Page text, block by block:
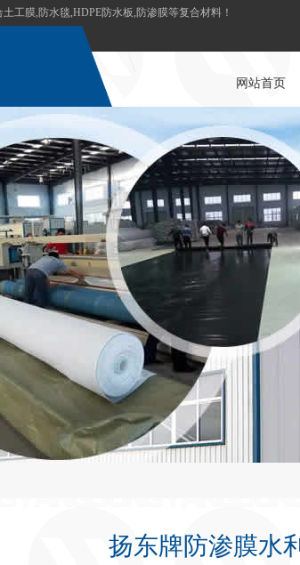
工膜,防水毯,HDPE防水板,防渗膜等复合材料！
网站首页
扬东牌防渗膜水